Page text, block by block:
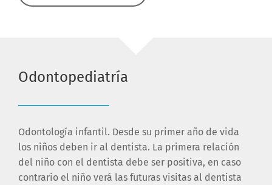
Odontopediatría
Odontología infantil. Desde su primer año de vida
los niños deben ir al dentista. La primera relación
del niño con el dentista debe ser positiva, en caso
contrario el niño verá las futuras visitas al dentista